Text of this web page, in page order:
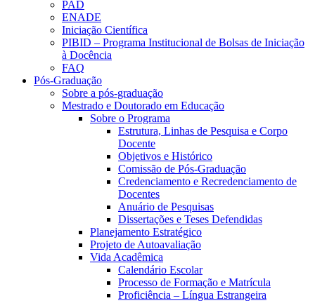
PAD
ENADE
Iniciação Científica
PIBID – Programa Institucional de Bolsas de Iniciação
à Docência
FAQ
Pós-Graduação
Sobre a pós-graduação
Mestrado e Doutorado em Educação
Sobre o Programa
Estrutura, Linhas de Pesquisa e Corpo
Docente
Objetivos e Histórico
Comissão de Pós-Graduação
Credenciamento e Recredenciamento de
Docentes
Anuário de Pesquisas
Dissertações e Teses Defendidas
Planejamento Estratégico
Projeto de Autoavaliação
Vida Acadêmica
Calendário Escolar
Processo de Formação e Matrícula
Proficiência – Língua Estrangeira